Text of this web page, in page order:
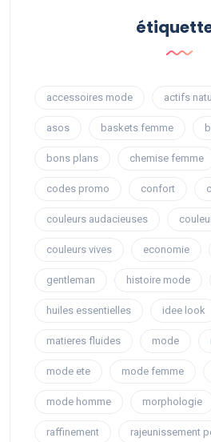
accessoires mode actifs
asos baskets femme
bons plans chemise femme
codes promo confort
couleurs audacieuses
couleurs vives economie
gentleman histoire mode
huiles essentielles idee look
matieres fluides mode
mode ete mode femme
mode homme morphologie
raffinement rajeunissement